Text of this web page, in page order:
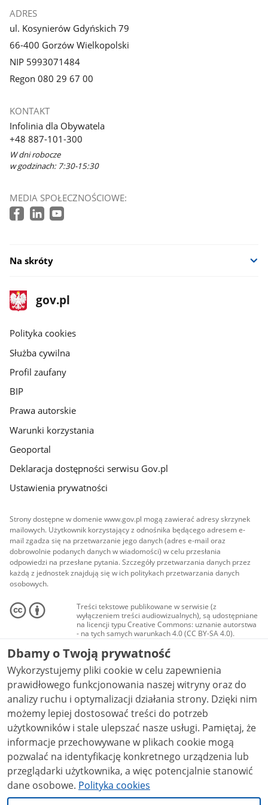
ADRES
ul. Kosynierów Gdyńskich 79
66-400 Gorzów Wielkopolski
NIP 5993071484
Regon 080 29 67 00
KONTAKT
Infolinia dla Obywatela
+48 887-101-300
W dni robocze
w godzinach: 7:30-15:30
MEDIA SPOŁECZNOŚCIOWE:
Na skróty
stopka
gov.pl
Strona
gov.pl
gov.pl
Polityka cookies
Służba cywilna
Profil zaufany
BIP
Prawa autorskie
Warunki korzystania
Geoportal
Deklaracja dostępności serwisu Gov.pl
Ustawienia prywatności
Strony dostępne w domenie www.gov.pl mogą zawierać adresy skrzynek
mailowych. Użytkownik korzystający z odnośnika będącego adresem e-
mail zgadza się na przetwarzanie jego danych (adres e-mail oraz
dobrowolnie podanych danych w wiadomości) w celu przesłania
odpowiedzi na przesłane pytania. Szczegóły przetwarzania danych przez
każdą z jednostek znajdują się w ich politykach przetwarzania danych
osobowych.
Treści tekstowe publikowane w serwisie (z
wyłączeniem treści audiowizualnych), są udostępniane
na licencji typu Creative Commons: uznanie autorstwa
- na tych samych warunkach 4.0 (CC BY-SA 4.0).
Materiały audiowizualne, w tym zdjęcia, materiały
audio i wideo, są udostępniane na licencji typu
Creative Commons: uznanie autorstwa użycie
niekomercyjne - bez utworów zależnych 4.0 (CC BY-
NC-ND 4.0), o ile nie jest to stwierdzone inaczej.
Dbamy o Twoją prywatność
Wykorzystujemy pliki cookie w celu zapewnienia
prawidłowego funkcjonowania naszej witryny oraz do
analizy ruchu i optymalizacji działania strony. Dzięki nim
możemy lepiej dostosować treści do potrzeb
użytkowników i stale ulepszać nasze usługi. Pamiętaj, że
informacje przechowywane w plikach cookie mogą
pozwalać na identyfikację konkretnego urządzenia lub
przeglądarki użytkownika, a więc potencjalnie stanowić
dane osobowe. Polityka cookies